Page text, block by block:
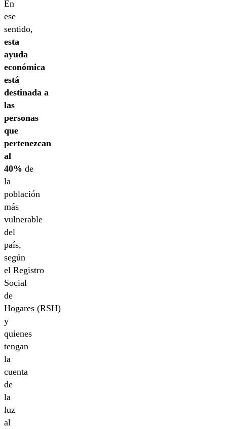
En
ese
sentido,
esta
ayuda
económica
está
destinada a
las
personas
que
pertenezcan
al
40% de
la
población
más
vulnerable
del
país,
según
el Registro
Social
de
Hogares (RSH)
y
quienes
tengan
la
cuenta
de
la
luz
al